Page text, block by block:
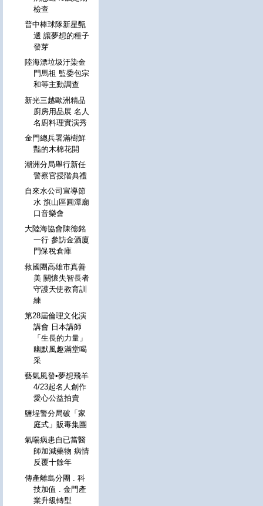
檢查
普中棒球隊新星甄
選 讓夢想的種子
發芽
陸海漂垃圾汙染金
門馬祖 監委包宗
和等主動調查
新光三越歐洲精品
廚房用品展 名人
名廚料理實演秀
金門總兵署滿樹鮮
豔的木棉花開
潮洲分局舉行新任
警察官授階典禮
自來水公司宣導節
水 旗山區圓潭廟
口音樂會
大陸海協會陳德銘
一行 參訪金酒廈
門保稅倉庫
救國團高雄市真善
美 關懷失智長者
守護天使教育訓
練
第28屆倫理文化演
講會 日本講師
「生長的力量」
幽默風趣滿堂喝
采
藝氣風發•夢想飛羊
4/23起名人創作
愛心公益拍賣
鹽埕警分局破「家
庭式」販毒集團
氣喘病患自已當醫
師加減藥物 病情
反覆十餘年
傳產離島分團 . 科
技加值 . 金門產
業升級轉型